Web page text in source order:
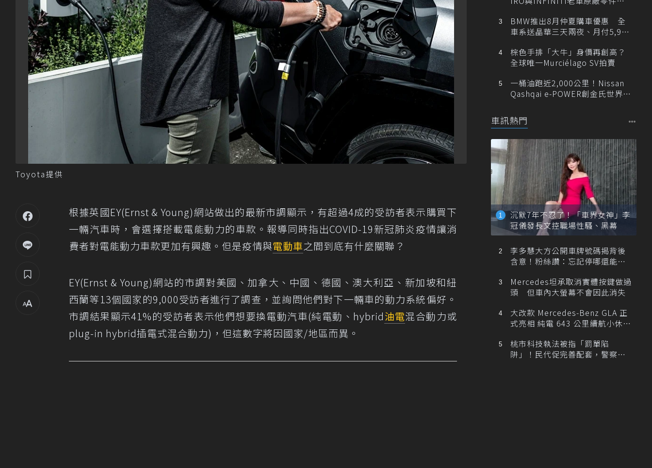
Toyota提供
根據英國EY(Ernst & Young)網站做出的最新市調顯示，有超過4成的受訪者表示購買下
一輛汽車時，會選擇搭載電能動力的車款。報導同時指出COVID-19新冠肺炎疫情讓消
費者對電能動力車款更加有興趣。但是疫情與電動車之間到底有什麼關聯？
EY(Ernst & Young)網站的市調對美國、加拿大、中國、德國、澳大利亞、新加坡和紐
西蘭等13個國家的9,000受訪者進行了調查，並詢問他們對下一輛車的動力系統偏好。
市調結果顯示41%的受訪者表示他們想要換電動汽車(純電動、hybrid油電混合動力或
plug-in hybrid插電式混合動力)，但這數字將因國家/地區而異。
BMW推出8月仲夏購車優惠 全
車系送晶華三天兩夜、月付5,900
棕色手排「大牛」身價再創高？
全球唯一Murciélago SV拍賣
一桶油跑近2,000公里！Nissan
Qashqai e-POWER創金氏世界紀
車訊熱門
沉默7年不忍了！「車界女神」李
冠儀發長文控職場性騷、黑幕
李多慧大方公開車牌號碼揭背後
含意！粉絲讚：忘記停哪還能幫
Mercedes坦承取消實體按鍵做過
頭 但車內大螢幕不會因此消失
大改款 Mercedes-Benz GLA 正
式亮相 純電 643 公里續航小休
桃市科技執法被指「罰單陷
阱」！民代促完善配套，警察局